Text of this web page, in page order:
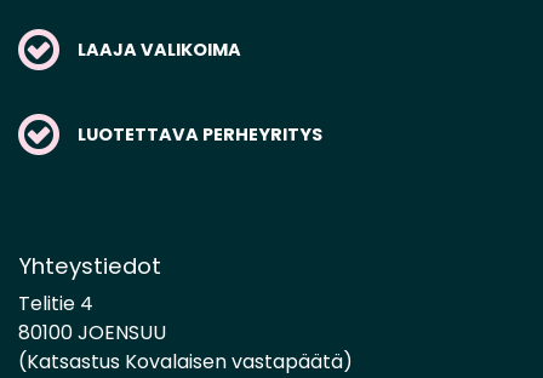
LAAJA VALIKOIMA
LUOTETTAVA PERHEYRITYS
Yhteystiedot
Telitie 4
80100 JOENSUU
(Katsastus Kovalaisen vastapäätä)